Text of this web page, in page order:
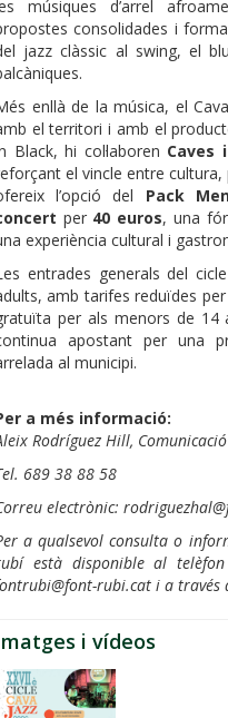
músiques d’arrel
consolidades i
jazz clàssic al swing, el
enllà de la música, el
el territori i amb el
Black, hi col·laboren Caves
el vincle entre
l’opció del Pack
per 40 euros, una
experiència cultural i
entrades generals del
amb tarifes reduïdes
per als menors de 14
apostant per una
al municipi.
a més informació:
Rodríguez Hill, Comunicació
689 38 88 58
electrònic:
a qualsevol consulta o
està disponible al
rubi.cat i a través
i vídeos